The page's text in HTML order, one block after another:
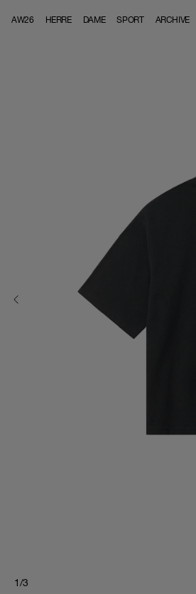
AW26 HERRE DAME SPORT ARCHIVE
1/3